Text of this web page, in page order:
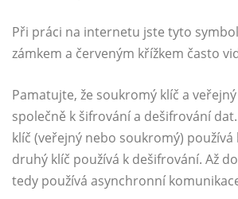
Při práci na internetu jste tyto
zámkem a červeným křížkem často
Pamatujte, že soukromý klíč a
společně k šifrování a dešifrování
klíč (veřejný nebo soukromý) používá
druhý klíč používá k dešifrování. Až
tedy používá asynchronní